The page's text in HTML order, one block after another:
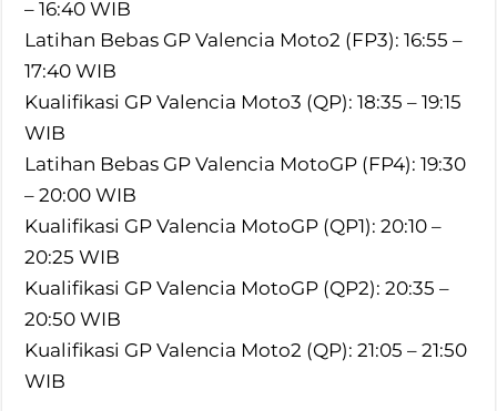
– 16:40 WIB
Latihan Bebas GP Valencia Moto2 (FP3): 16:55 –
17:40 WIB
Kualifikasi GP Valencia Moto3 (QP): 18:35 – 19:15
WIB
Latihan Bebas GP Valencia MotoGP (FP4): 19:30
– 20:00 WIB
Kualifikasi GP Valencia MotoGP (QP1): 20:10 –
20:25 WIB
Kualifikasi GP Valencia MotoGP (QP2): 20:35 –
20:50 WIB
Kualifikasi GP Valencia Moto2 (QP): 21:05 – 21:50
WIB